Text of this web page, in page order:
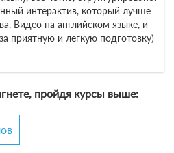
интерактив, который лучше
Видео на английском языке, и
приятную и легкую подготовку)
пройдя курсы выше: